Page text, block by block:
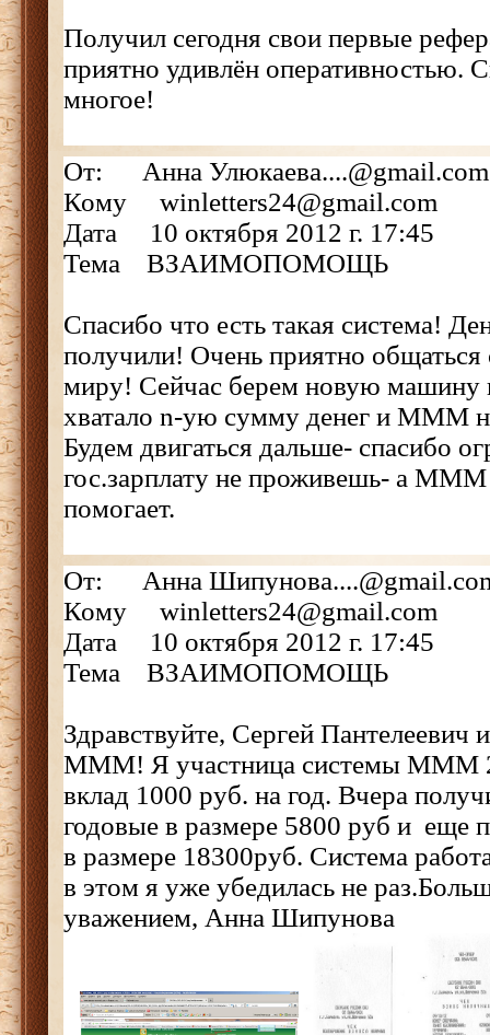
Получил сегодня свои первые
приятно удивлён
многое!
От: Анна Улюкаева....@gmail.com
Кому winletters24@gmail.com
Дата 10 октября 2012 г. 17:45
Тема ВЗАИМОПОМОЩЬ
Спасибо что есть такая система!
получили! Очень приятно
миру! Сейчас берем новую машину
хватало n-ую сумму денег и МММ
Будем двигаться дальше- спасибо
гос.зарплату не проживешь- а МММ
помогает.
От: Анна
Кому winletters24@gmail.com
Дата 10 октября 2012 г. 17:45
Тема ВЗАИМОПОМОЩЬ
Здравствуйте, Сергей Пантелеевич
МММ! Я участница системы МММ
вклад 1000 руб. на год. Вчера
годовые в размере 5800 руб и еще
в размере 18300руб. Система
в этом я уже убедилась не
уважением, Анна Шипунова